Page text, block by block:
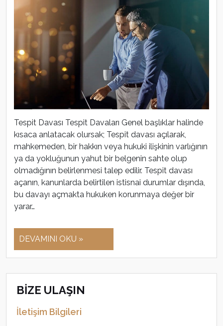
Tespit Davası Tespit Davaları Genel başlıklar halinde
kısaca anlatacak olursak; Tespit davası açılarak,
mahkemeden, bir hakkın veya hukuki ilişkinin varlığının
ya da yokluğunun yahut bir belgenin sahte olup
olmadığının belirlenmesi talep edilir. Tespit davası
açanın, kanunlarda belirtilen istisnai durumlar dışında,
bu davayı açmakta hukuken korunmaya değer bir
yarar…
DEVAMINI OKU »
BİZE ULAŞIN
İletişim Bilgileri